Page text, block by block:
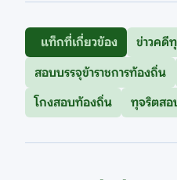
แท็กที่เกี่ยวข้อง
ข่าวคดี
สอบบรรจุข้าราชการท้องถิ่น
โกงสอบท้องถิ่น
ทุจริตส